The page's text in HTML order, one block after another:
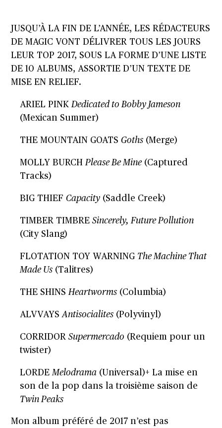
JUSQU’À LA FIN DE L’ANNÉE, LES RÉDACTEURS
DE MAGIC VONT DÉLIVRER TOUS LES JOURS
LEUR TOP 2017, SOUS LA FORME D’UNE LISTE
DE 10 ALBUMS, ASSORTIE D’UN TEXTE DE
MISE EN RELIEF.
ARIEL PINKDedicated to Bobby Jameson
(Mexican Summer)
THE MOUNTAIN GOATSGoths (Merge)
MOLLY BURCHPlease Be Mine(Captured
Tracks)
BIG THIEFCapacity (Saddle Creek)
TIMBER TIMBRESincerely, Future Pollution
(City Slang)
FLOTATION TOY WARNING The Machine That
Made Us (Talitres)
THE SHINSHeartworms (Columbia)
ALVVAYSAntisocialites (Polyvinyl)
CORRIDORSupermercado (Requiem pour un
twister)
LORDEMelodrama (Universal)+ La mise en
son de la pop dans la troisième saison de
Twin Peaks
Mon album préféré de 2017 n’est pas